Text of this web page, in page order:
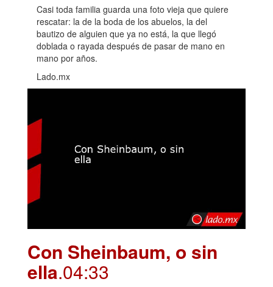
Casi toda familia guarda una foto vieja que quiere
rescatar: la de la boda de los abuelos, la del
bautizo de alguien que ya no está, la que llegó
doblada o rayada después de pasar de mano en
mano por años.
Lado.mx
Con Sheinbaum, o sin
ella.04:33